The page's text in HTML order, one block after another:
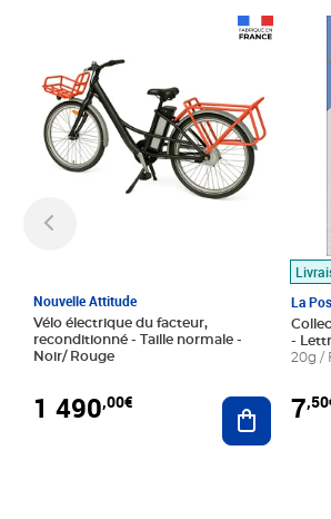
Nouvelle Attitude
Vélo électrique du facteur,
reconditionné - Taille normale -
Noir/ Rouge
1 490,00€ Ajouter
La
-
20g /
7
Prix